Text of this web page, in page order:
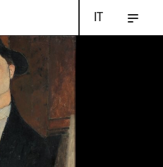
IT